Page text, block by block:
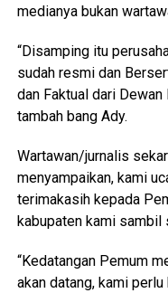
medianya bukan
“Disamping itu
sudah resmi dan
dan Faktual dari Dewan
tambah bang Ady.
Wartawan/jurnalis
menyampaikan, kami
terimakasih kepada
kabupaten kami sambil
“Kedatangan Pemum
akan datang, kami